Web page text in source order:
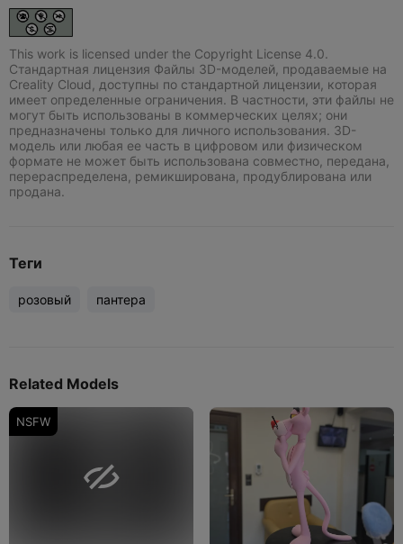
This work is licensed under the Copyright License 4.0.
Стандартная лицензия Файлы 3D-моделей, продаваемые на
Creality Cloud, доступны по стандартной лицензии, которая
имеет определенные ограничения. В частности, эти файлы не
могут быть использованы в коммерческих целях; они
предназначены только для личного использования. 3D-
модель или любая ее часть в цифровом или физическом
формате не может быть использована совместно, передана,
перераспределена, ремикширована, продублирована или
продана.
Теги
розовый пантера
Related Models
NSFW
